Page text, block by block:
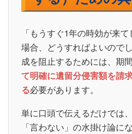
「もうすぐ1年の時効が来
場合、どうすればよいので
成を阻止するためには、期
て明確に遺留分侵害額を請
る必要があります。
単に口頭で伝えるだけでは
「言わない」の水掛け論に